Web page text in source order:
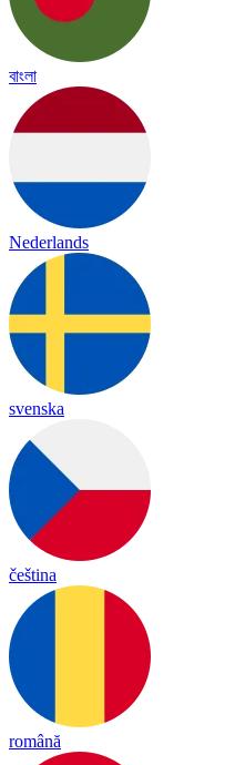
বাংলা
Nederlands
svenska
čeština
română